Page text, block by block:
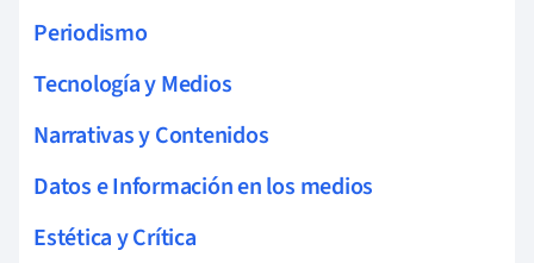
Periodismo
Tecnología y Medios
Narrativas y Contenidos
Datos e Información en los medios
Estética y Crítica